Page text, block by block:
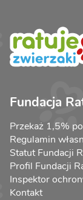
Fundacja
Przekaż 1,5%
Regulamin
Statut Fundacji
Profil Fundacji
Inspektor
Kontakt